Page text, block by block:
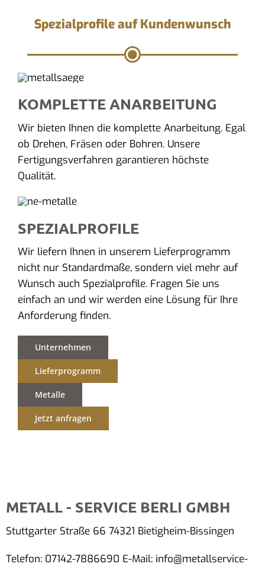
Spezialprofile auf Kundenwunsch
KOMPLETTE ANARBEITUNG
Wir bieten Ihnen die komplette Anarbeitung. Egal
ob Drehen, Fräsen oder Bohren. Unsere
Fertigungsverfahren garantieren höchste
Qualität.
SPEZIALPROFILE
Wir liefern Ihnen in unserem Lieferprogramm
nicht nur Standardmaße, sondern viel mehr auf
Wunsch auch Spezialprofile. Fragen Sie uns
einfach an und wir werden eine Lösung für Ihre
Anforderung finden.
Unternehmen
Lieferprogramm
Metalle
Jetzt anfragen
METALL - SERVICE BERLI GMBH
Stuttgarter Straße 66 74321 Bietigheim-Bissingen
Telefon: 07142-7886690 E-Mail: info@metallservice-